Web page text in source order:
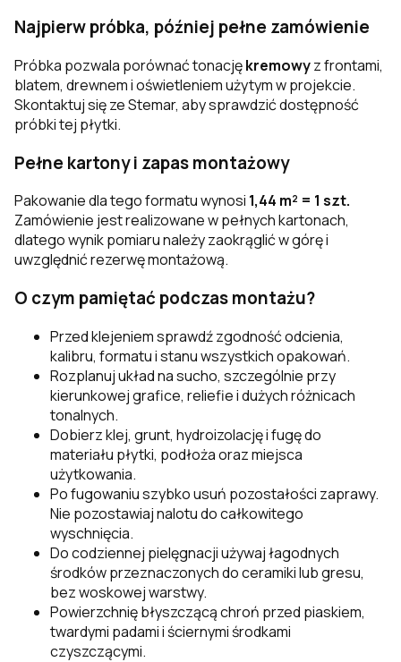
Najpierw próbka, później pełne zamówienie
Próbka pozwala porównać tonacjękremowyz frontami,
blatem, drewnem i oświetleniem użytym w projekcie.
Skontaktuj się ze Stemar, aby sprawdzić dostępność
próbki tej płytki.
Pełne kartony i zapas montażowy
Pakowanie dla tego formatu wynosi 1,44 m² = 1 szt.
Zamówienie jest realizowane w pełnych kartonach,
dlatego wynik pomiaru należy zaokrąglić w górę i
uwzględnić rezerwę montażową.
O czym pamiętać podczas montażu?
Przed klejeniem sprawdź zgodność odcienia,
kalibru, formatu i stanu wszystkich opakowań.
Rozplanuj układ na sucho, szczególnie przy
kierunkowej grafice, reliefie i dużych różnicach
tonalnych.
Dobierz klej, grunt, hydroizolację i fugę do
materiału płytki, podłoża oraz miejsca
użytkowania.
Po fugowaniu szybko usuń pozostałości zaprawy.
Nie pozostawiaj nalotu do całkowitego
wyschnięcia.
Do codziennej pielęgnacji używaj łagodnych
środków przeznaczonych do ceramiki lub gresu,
bez woskowej warstwy.
Powierzchnię błyszczącą chroń przed piaskiem,
twardymi padami i ściernymi środkami
czyszczącymi.